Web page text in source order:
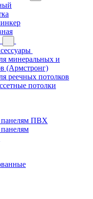
минеральных и
(Армстронг)
реечных потолков
потолки
ПВХ